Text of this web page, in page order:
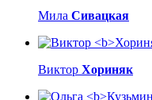
Мила Сивацкая
Виктор Хориняк